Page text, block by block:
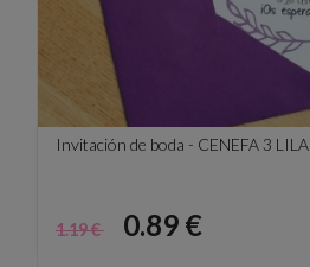
Invitación de boda - CENEFA 3 LILA
Precio
base
Precio
1.19 € 0.89 €